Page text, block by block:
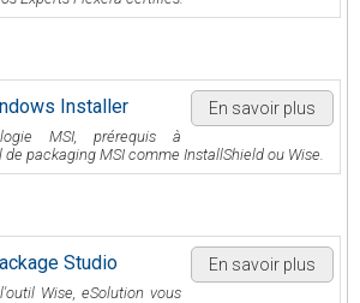
En savoir plus
Installer
MSI, prérequis à
packaging MSI comme InstallShield ou Wise.
En savoir plus
Studio
Wise, eSolution vous